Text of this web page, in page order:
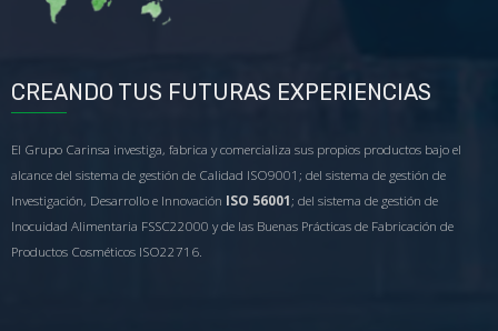
CREANDO TUS FUTURAS EXPERIENCIAS
El Grupo Carinsa investiga, fabrica y comercializa sus propios productos bajo el
alcance del sistema de gestión de Calidad ISO9001; del sistema de gestión de
Investigación, Desarrollo e Innovación ISO 56001 ; del sistema de gestión de
Inocuidad Alimentaria FSSC22000 y de las Buenas Prácticas de Fabricación de
Productos Cosméticos ISO22716.